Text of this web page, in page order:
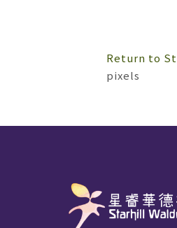
Return to
pixels